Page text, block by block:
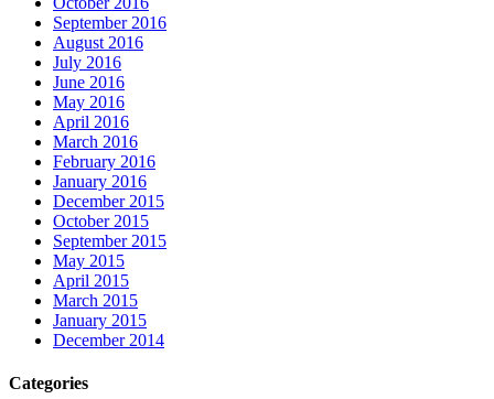
September 2016
August 2016
July 2016
June 2016
May 2016
April 2016
March 2016
February 2016
January 2016
December 2015
October 2015
September 2015
May 2015
April 2015
March 2015
January 2015
December 2014
Categories